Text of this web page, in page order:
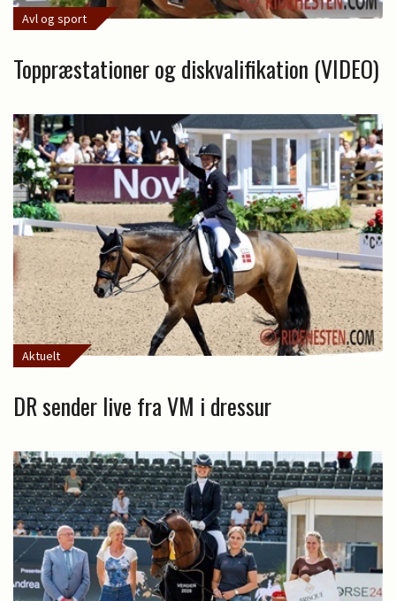
Avl og sport
Toppræstationer og diskvalifikation (VIDEO)
Aktuelt
DR sender live fra VM i dressur